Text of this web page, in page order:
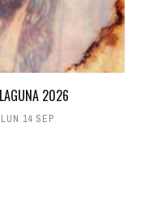
2026
LUN 14 SEP